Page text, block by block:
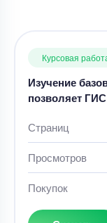
Курсовая
Изучение
позволяет ГИС
Страниц
Просмотров
Покупок